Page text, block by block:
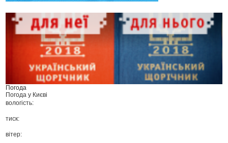
Погода
Погода у Києві
вологість:
тиск:
вітер: